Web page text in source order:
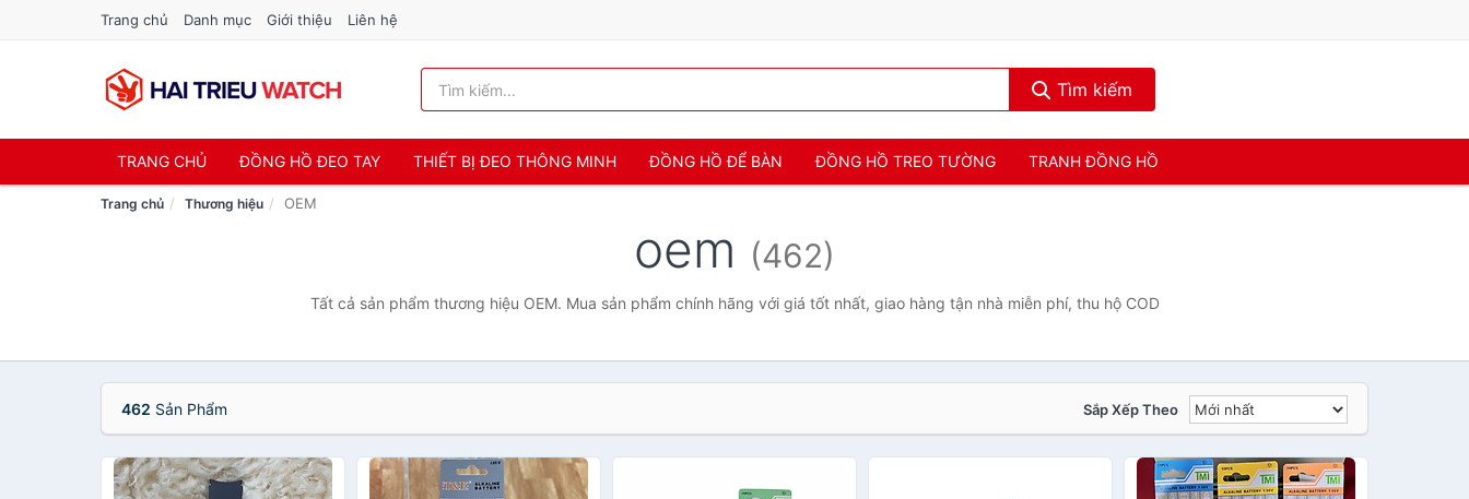
Trang chủ Danh mục Giới thiệu Liên hệ
Tìm kiếm
TRANG CHỦ ĐỒNG HỒ ĐEO TAY THIẾT BỊ ĐEO THÔNG MINH ĐỒNG HỒ ĐỂ BÀN ĐỒNG HỒ TREO TƯỜNG TRANH ĐỒNG HỒ
Trang chủ Thương hiệu OEM
oem (462)
Tất cả sản phẩm thương hiệu OEM. Mua sản phẩm chính hãng với giá tốt nhất, giao hàng tận nhà miễn phí, thu hộ COD
462 Sản Phẩm Sắp Xếp Theo